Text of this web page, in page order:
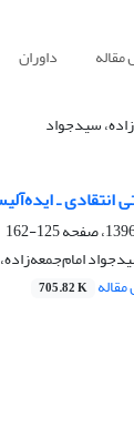
داوران
سیدجواد
انتقادی ـ
125-162
705.82 K